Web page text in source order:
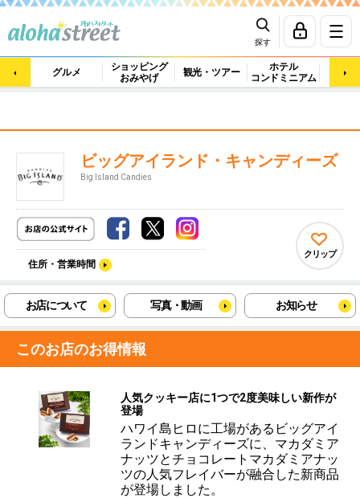
探す
グルメ
ショッピング
おみやげ
観光・ツアー
ホテル
コンドミニアム
マッ
ビッグアイランド・キャンディーズ
Big Island Candies
住所・営業時間
クリップ
お店について 写真・動画 お知らせ
このお店のお得情報
人気クッキー店に1つで2度美味しい新作が
登場
ハワイ島ヒロに工場があるビッグアイ
ランドキャンディーズに、マカダミア
ナッツとチョコレートマカダミアナッ
ツの人気フレイバーが融合した新商品
が登場しました。